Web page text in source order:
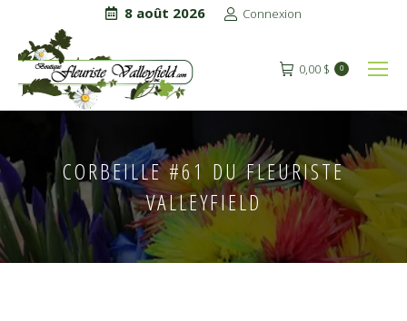
8 août 2026 Connexion
0,00 $ 0
CORBEILLE #61 DU FLEURISTE
VALLEYFIELD